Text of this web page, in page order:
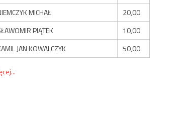
MICHAŁ
20,00
PIĄTEK
10,00
JAN KOWALCZYK
50,00